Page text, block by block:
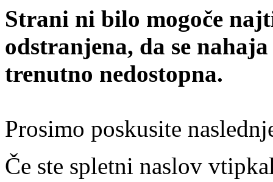
Strani ni bilo mogoče
odstranjena, da se
trenutno nedostopna.
Prosimo poskusite
Če ste spletni naslov